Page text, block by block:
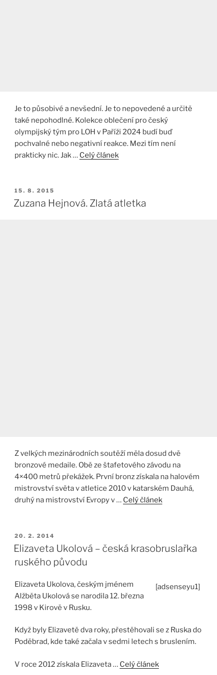
Je to působivé a nevšední. Je to nepovedené a určitě
také nepohodlné. Kolekce oblečení pro český
olympijský tým pro LOH v Paříži 2024 budí buď
pochvalné nebo negativní reakce. Mezi tím není
prakticky nic. Jak … Celý článek
PUBLIKOVÁNO
15. 8. 2015
Zuzana Hejnová. Zlatá atletka
Z velkých mezinárodních soutěží měla dosud dvě
bronzové medaile. Obě ze štafetového závodu na
4×400 metrů překážek. První bronz získala na halovém
mistrovství světa v atletice 2010 v katarském Dauhá,
druhý na mistrovství Evropy v … Celý článek
PUBLIKOVÁNO
20. 2. 2014
Elizaveta Ukolová – česká krasobruslařka
ruského původu
[adsenseyu1]
Elizaveta Ukolova, českým jménem
Alžběta Ukolová se narodila 12. března
1998 v Kirově v Rusku.
Když byly Elizavetě dva roky, přestěhovali se z Ruska do
Poděbrad, kde také začala v sedmi letech s bruslením.
V roce 2012 získala Elizaveta … Celý článek